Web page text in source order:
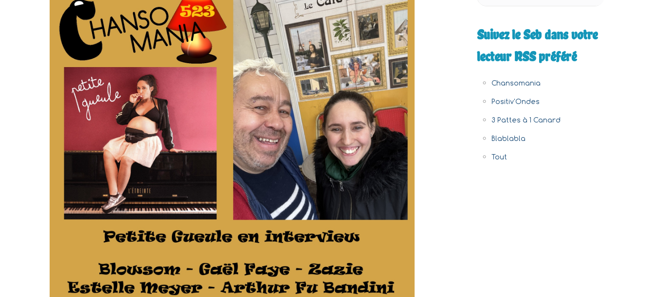
Suivez le Seb dans votre
lecteur RSS préféré
Chansomania
Positiv'Ondes
3 Pattes à 1 Canard
Blablabla
Tout